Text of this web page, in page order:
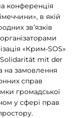
конференція
в якій
зв’язків
«Крим-SOS»
mit der
на замовлення
справ
громадської
у сфері прав
.